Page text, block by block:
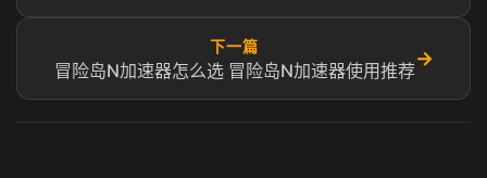
下一篇
冒险岛N加速器怎么选 冒险岛N加速器使用推荐
→